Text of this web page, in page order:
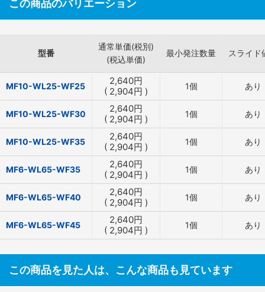
この商品のバリエーション
型番
通常単価(税別)
(税込単価)
最小発注数量 スライド
MF10-WL25-WF25 2,640円
( 2,904円 ) 1個 あり
MF10-WL25-WF30 2,640円
( 2,904円 ) 1個 あり
MF10-WL25-WF35 2,640円
( 2,904円 ) 1個 あり
MF6-WL65-WF35 2,640円
( 2,904円 ) 1個 あり
MF6-WL65-WF40 2,640円
( 2,904円 ) 1個 あり
MF6-WL65-WF45 2,640円
( 2,904円 ) 1個 あり
この商品を見た人は、こんな商品も見ています